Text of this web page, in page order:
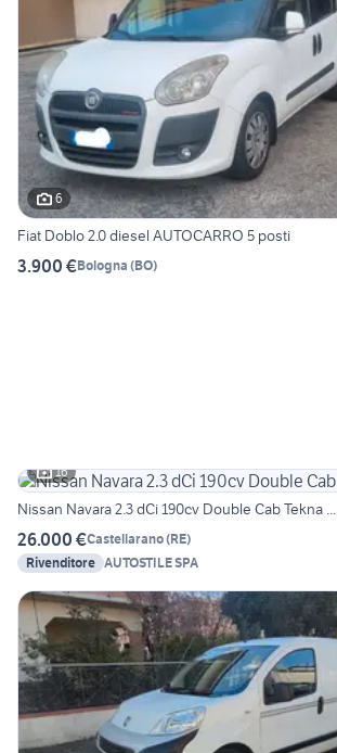
6
Fiat Doblo 2.0 diesel AUTOCARRO 5 posti
3.900 €Bologna (BO)
16
Nissan Navara 2.3 dCi 190cv Double Cab Tekna ...
26.000 €Castellarano(RE)
Rivenditore AUTOSTILE SPA